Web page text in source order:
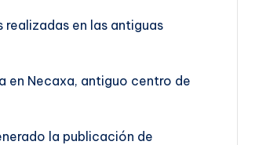
en las antiguas
en Necaxa, antiguo centro de
la publicación de